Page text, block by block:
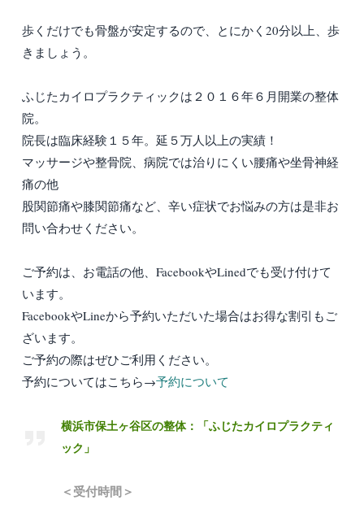
歩くだけでも骨盤が安定するので、とにかく20分以上、歩
きましょう。
ふじたカイロプラクティックは２０１６年６月開業の整体
院。
院長は臨床経験１５年。延５万人以上の実績！
マッサージや整骨院、病院では治りにくい腰痛や坐骨神経
痛の他
股関節痛や膝関節痛など、辛い症状でお悩みの方は是非お
問い合わせください。
ご予約は、お電話の他、FacebookやLinedでも受け付けて
います。
FacebookやLineから予約いただいた場合はお得な割引もご
ざいます。
ご予約の際はぜひご利用ください。
予約についてはこちら→予約について
横浜市保土ヶ谷区の整体：「ふじたカイロプラクティ
ック」
＜受付時間＞